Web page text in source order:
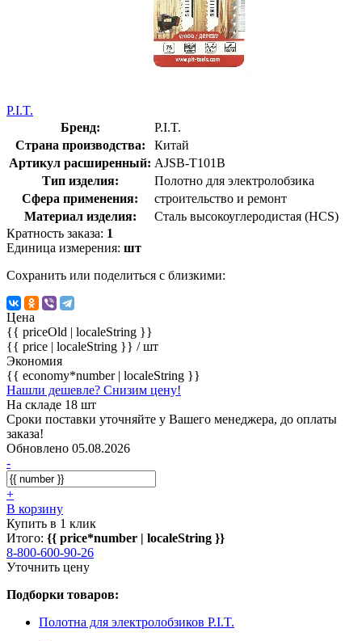
P.I.T.
Бренд:
P.I.T.
Страна производства:
Китай
Артикул расширенный: AJSB-T101B
Тип изделия:
Полотно для электролобзика
Сфера применения:
строительство и ремонт
Материал изделия:
Сталь высокоуглеродистая (HCS)
Кратность заказа: 1
Единица измерения: шт
Сохранить или поделиться с близкими:
Цена
{{ priceOld | localeString }}
{{ price | localeString }} / шт
Экономия
{{ economy*number | localeString }}
Нашли дешевле? Снизим цену!
На складе 18 шт
Сроки поставки уточняйте у Вашего менеджера, до оплаты
заказа!
Обновлено 05.08.2026
-
+
В корзину
Купить в 1 клик
Итого: {{ price*number | localeString }}
8-800-600-90-26
Уточнить цену
Подборки товаров:
Полотна для электролобзиков P.I.T.